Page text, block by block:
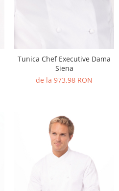
Tunica Chef Executive Dama
Siena
de la 973,98 RON